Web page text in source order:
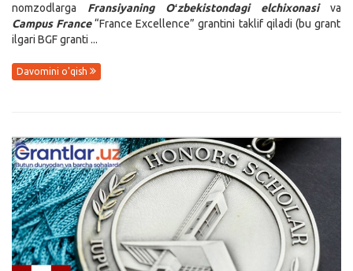
nomzodlarga FransiyaningOʻzbekistondagi elchixonasi va
Campus France“France Excellence” grantini taklif qiladi (bu grant
ilgari BGF granti ...
Davomini o'qish